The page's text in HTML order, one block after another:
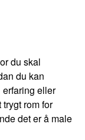
du skal
du kan
erfaring eller
rom for
det er å male